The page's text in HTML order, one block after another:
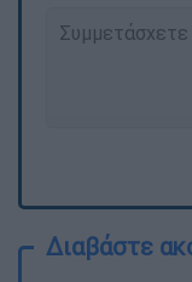
Διαβάστε